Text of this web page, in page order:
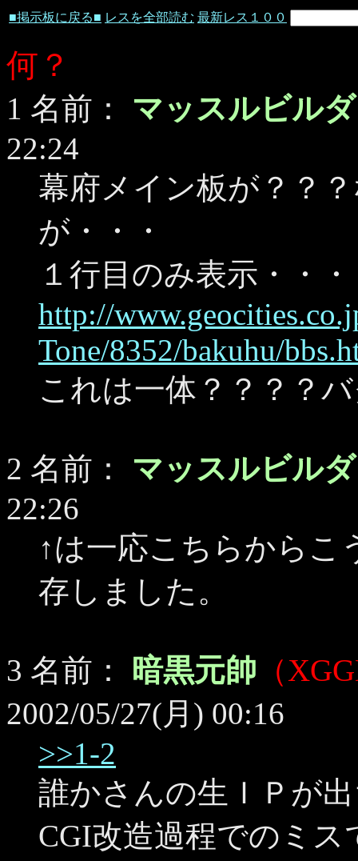
■掲示板に戻る■ レスを全部読む 最新レス１００
何？
1 名前：
マッスルビル
22:24
幕府メイン板が？？
が・・・
１行目のみ表示・・
http://
Tone/8352/bakuhu/
これは一体？？？？
2 名前：
マッスルビル
22:26
↑は一応こちらからこ
存しました。
3 名前： 暗黒元帥 （
2002/05/27(月) 00:16
>>1-2
誰かさんの生ＩＰが
CGI改造過程でのミス